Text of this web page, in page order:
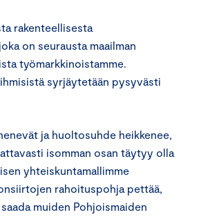
rakenteellisesta
on seurausta maailman
työmarkkinoistamme.
syrjäytetään pysyvästi
ja huoltosuhde heikkenee,
isomman osan täytyy olla
yhteiskuntamallimme
rahoituspohja pettää,
muiden Pohjoismaiden